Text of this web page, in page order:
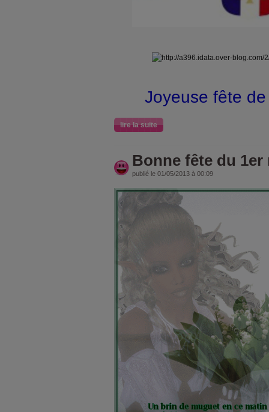
Joyeuse fête
lire la suite
Bonne fête du 1er
publié le 01/05/2013 à 00:09